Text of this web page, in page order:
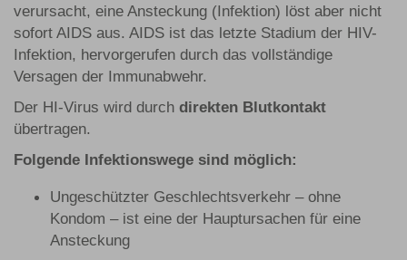
verursacht, eine Ansteckung (Infektion) löst aber nicht
sofort AIDS aus. AIDS ist das letzte Stadium der HIV-
Infektion, hervorgerufen durch das vollständige
Versagen der Immunabwehr.
Der HI-Virus wird durch direkten Blutkontakt
übertragen.
Folgende Infektionswege sind möglich:
Ungeschützter Geschlechtsverkehr – ohne
Kondom – ist eine der Hauptursachen für eine
Ansteckung